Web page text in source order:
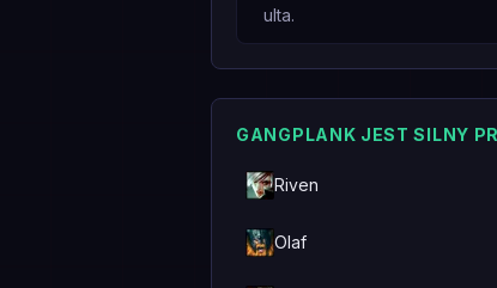
ulta.
GANGPLANK JEST SILNY
Riven
Olaf